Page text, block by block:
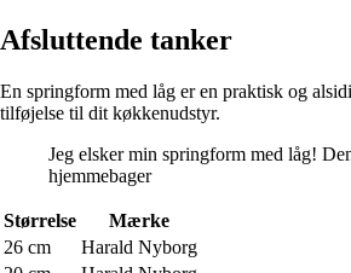
Afsluttende tanker
En springform med låg er en praktisk og
tilføjelse til dit køkkenudstyr.
Jeg elsker min springform med låg!
hjemmebager
Størrelse
Mærke
26 cm
Harald Nyborg